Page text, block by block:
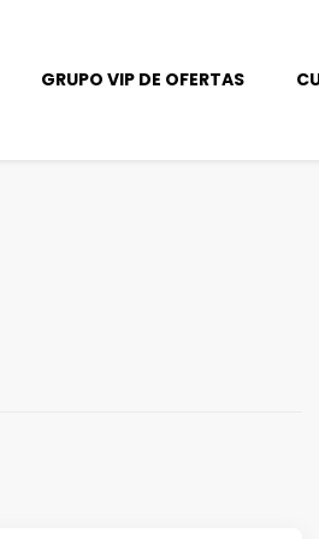
GRUPO VIP DE OFERTAS